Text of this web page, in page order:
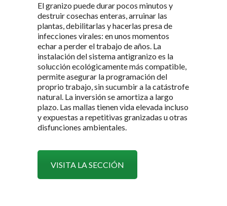
El granizo puede durar pocos minutos y
destruir cosechas enteras, arruinar las
plantas, debilitarlas y hacerlas presa de
infecciones virales: en unos momentos
echar a perder el trabajo de años. La
instalación del sistema antigranizo es la
solucción ecológicamente más compatible,
permite asegurar la programación del
proprio trabajo, sin sucumbir a la catástrofe
natural. La inversión se amortiza a largo
plazo. Las mallas tienen vida elevada incluso
y expuestas a repetitivas granizadas u otras
disfunciones ambientales.
VISITA LA SECCIÓN